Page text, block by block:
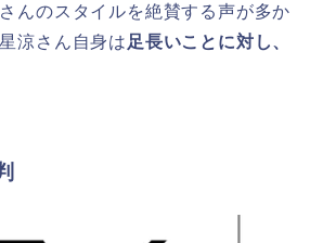
んのスタイルを絶賛する声が多か
涼さん自身は 足長いことに対し、